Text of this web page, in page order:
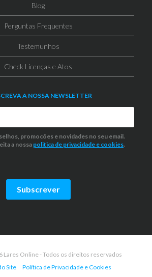
Blog
Perguntas Frequentes
Testemunhos
Check Licenças e Atos
A NOSSA NEWSLETTER
promocões e novidades no seu email.
a nossa politica de privacidade e cookies.
Subscrever
Lares Online - Todos os direitos reservados
Site
Política de Privacidade e Cookies